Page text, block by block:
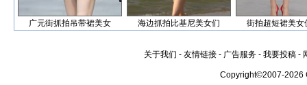
广元街抓拍吊带裙美女 海边抓拍比基尼美女们 街拍超短裙美女
关于我们 - 友情链接 - 广告服务 - 我要投稿 -
Copyright©2007-2026